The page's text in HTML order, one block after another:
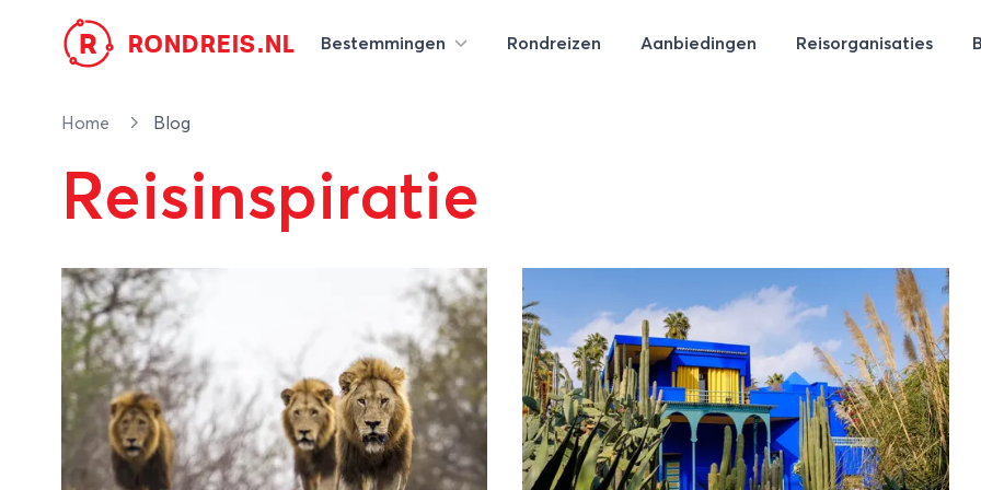
R RONDREIS.NL Bestemmingen Rondreizen Aanbiedingen Reisorganisaties
Home Blog
Reisinspiratie